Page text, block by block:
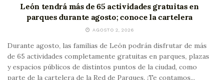
León tendrá más de 65 actividades gratuitas en
parques durante agosto; conoce la cartelera
AGOSTO 2, 2026
Durante agosto, las familias de León podrán disfrutar de más
de 65 actividades completamente gratuitas en parques, plazas
y espacios públicos de distintos puntos de la ciudad, como
parte de la cartelera de la Red de Parques. ¡Te contamos...